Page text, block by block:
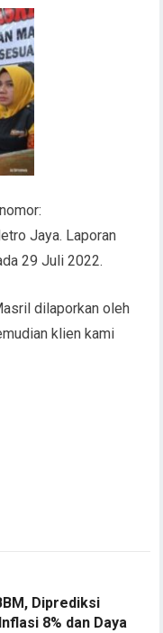
Jaya. Laporan
29 Juli 2022.
dilaporkan oleh
klien kami
Diprediksi
8% dan Daya